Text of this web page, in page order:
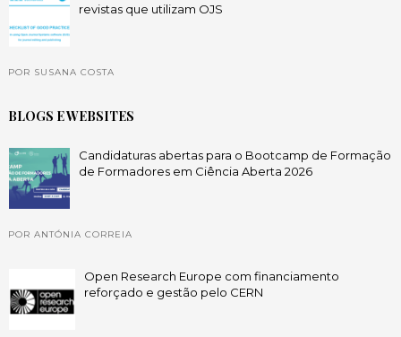
revistas que utilizam OJS
POR SUSANA COSTA
BLOGS E WEBSITES
Candidaturas abertas para o Bootcamp de Formação
de Formadores em Ciência Aberta 2026
POR ANTÓNIA CORREIA
Open Research Europe com financiamento
reforçado e gestão pelo CERN